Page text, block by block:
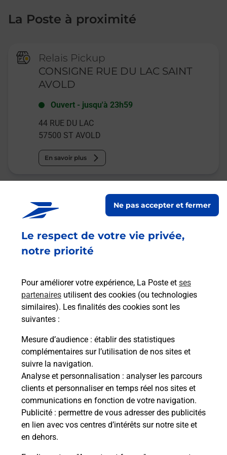
Le respect de votre vie privée,
notre priorité
Pour améliorer votre expérience, La Poste et ses
partenaires utilisent des cookies (ou technologies
similaires). Les finalités des cookies sont les
suivantes :
Mesure d’audience : établir des statistiques
complémentaires sur l’utilisation de nos sites et
suivre la navigation.
Analyse et personnalisation : analyser les parcours
clients et personnaliser en temps réel nos sites et
communications en fonction de votre navigation.
Publicité : permettre de vous adresser des publicités
en lien avec vos centres d’intérêts sur notre site et
en dehors.
Ne pas accepter et fermer
La Poste à proximité
Relais Pickup
CONSIGNE RUE DU LAC SAINT
AVOLD
Ouvert - jusqu'à 23h59
44 RUE DU LAC
57500 ST AVOLD
En savoir plus
Relais Pickup
THEODORE PEINTURE
Fermé- ouvre vendredi à
08h00
2 A RUE DES GENERAUX ALTMAYER
En savoir plus
Malin !
La Poste
en ligne
Ouvert 24h/24
En savoir plus